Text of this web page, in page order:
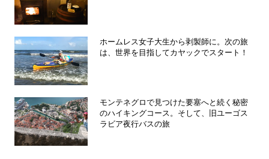
ホームレス女子大生から剥製師に。次の旅
は、世界を目指してカヤックでスタート！
モンテネグロで見つけた要塞へと続く秘密
のハイキングコース。そして、旧ユーゴス
ラビア夜行バスの旅